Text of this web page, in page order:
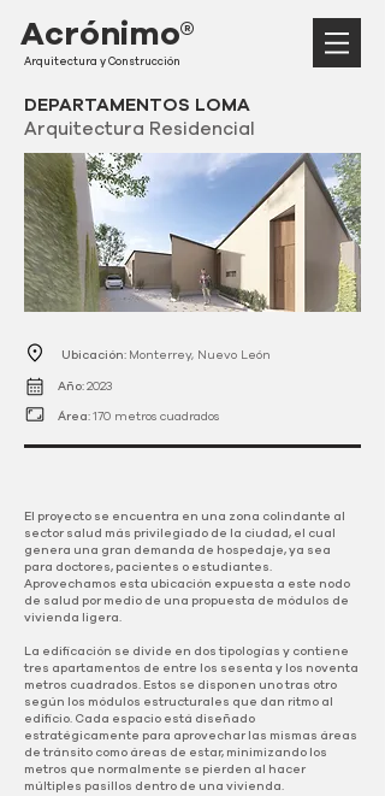
Acrónimo®
Arquitectura y Construcción
DEPARTAMENTOS LOMA
Arquitectura Residencial
Ubicación: Monterrey, Nuevo León
Año:2023
Área:170 metros cuadrados
El proyecto se encuentra en una zona colindante al
sector salud más privilegiado de la ciudad, el cual
genera una gran demanda de hospedaje, ya sea
para doctores, pacientes o estudiantes.
Aprovechamos esta ubicación expuesta a este nodo
de salud por medio de una propuesta de módulos de
vivienda ligera.
La edificación se divide en dos tipologías y contiene
tres apartamentos de entre los sesenta y los noventa
metros cuadrados. Estos se disponen uno tras otro
según los módulos estructurales que dan ritmo al
edificio. Cada espacio está diseñado
estratégicamente para aprovechar las mismas áreas
de tránsito como áreas de estar, minimizando los
metros que normalmente se pierden al hacer
múltiples pasillos dentro de una vivienda.